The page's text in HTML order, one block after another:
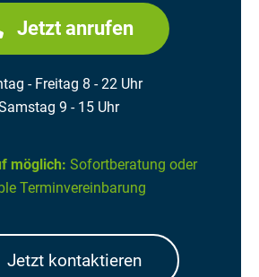
Jetzt anrufen
- Freitag 8 - 22 Uhr
9 - 15 Uhr
möglich: Sofortberatung oder
Terminvereinbarung
Jetzt kontaktieren